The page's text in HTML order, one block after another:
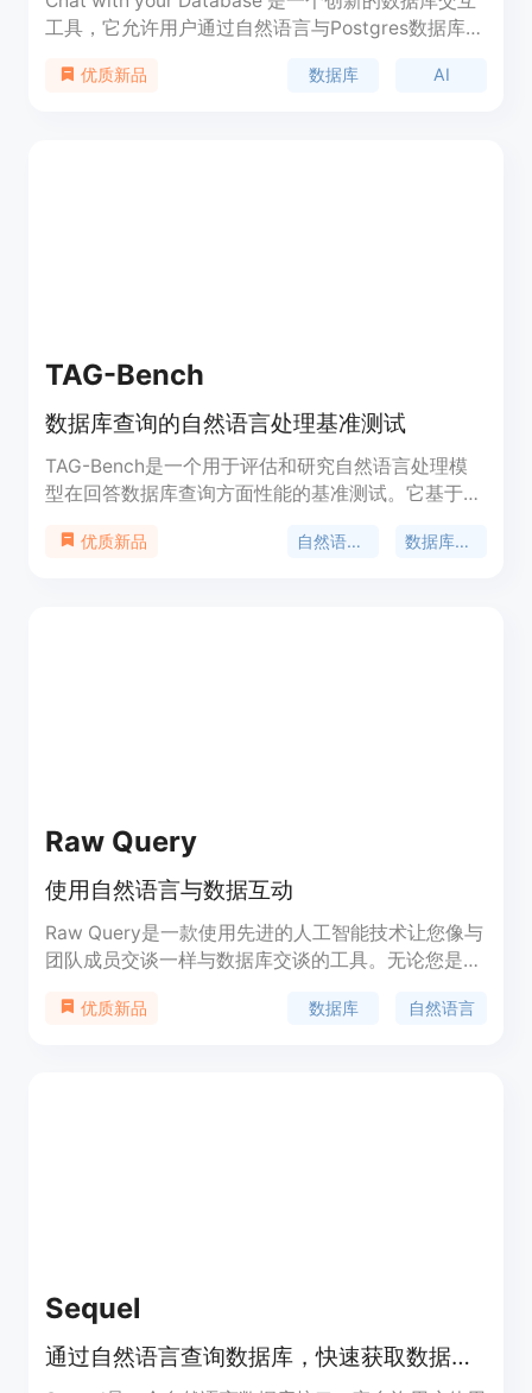
工具，它允许用户通过自然语言与Postgres数据库进
操作数据库，而无需编写复杂的SQL代码。该产品支
优质新品 数据库 AI
TAG-Bench
数据库查询的自然语言处理基准测试
TAG-Bench是一个用于评估和研究自然语言处理模
型在回答数据库查询方面性能的基准测试。它基于
识或超越数据库中明确信息的语义推理要求，提高了
优质新品 自然语言处理 数据库查询
Raw Query
使用自然语言与数据互动
Raw Query是一款使用先进的人工智能技术让您像与
团队成员交谈一样与数据库交谈的工具。无论您是需
销售或更新客户的电子邮件，Raw Query都能为您完
优质新品 数据库 自然语言
Sequel
通过自然语言查询数据库，快速获取数据洞察。